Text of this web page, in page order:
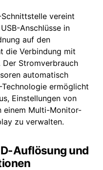
vereint
Anschlüsse in
auf den
die Verbindung mit
Stromverbrauch
automatisch
ermöglicht
Einstellungen von
einem Multi-Monitor-
zu verwalten.
Auflösung und